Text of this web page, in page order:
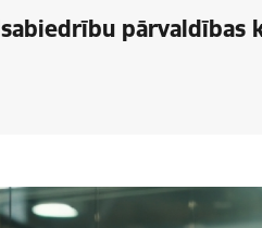
pārvaldības